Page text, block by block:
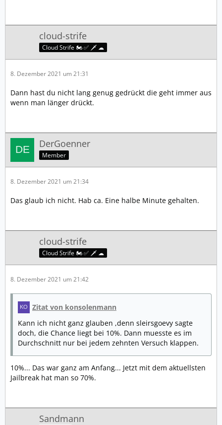
cloud-strife
Cloud Strife 🏍️ ✅ 🗡️ ☁
8. Dezember 2021 um 21:31
Dann hast du nicht lang genug gedrückt die geht immer aus
wenn man länger drückt.
DerGoenner
Member
8. Dezember 2021 um 21:34
Das glaub ich nicht. Hab ca. Eine halbe Minute gehalten.
cloud-strife
Cloud Strife 🏍️ ✅ 🗡️ ☁
8. Dezember 2021 um 21:42
Zitat von konsolenmann
Kann ich nicht ganz glauben ,denn sleirsgoevy sagte
doch, die Chance liegt bei 10%. Dann muesste es im
Durchschnitt nur bei jedem zehnten Versuch klappen.
10%... Das war ganz am Anfang... Jetzt mit dem aktuellsten
Jailbreak hat man so 70%.
Sandmann